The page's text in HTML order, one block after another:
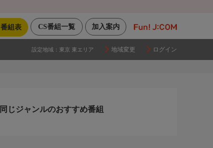
加入案内
CS番組一覧
番組表
設定地域： 東京 東エリア 地域変更 ログイン
同じジャンルのおすすめ番組